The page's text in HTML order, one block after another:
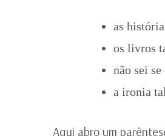
as
os livros
não sei
a ironia
Aqui abro um